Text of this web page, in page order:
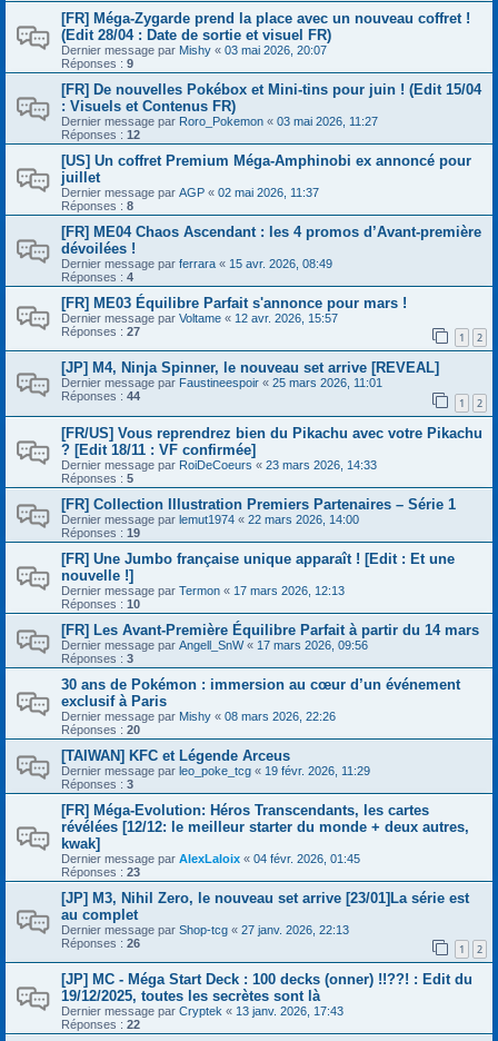
[FR] Méga-Zygarde prend la place avec un nouveau coffret !
(Edit 28/04 : Date de sortie et visuel FR)
Dernier message par Mishy « 03 mai 2026, 20:07
Réponses : 9
[FR] De nouvelles Pokébox et Mini-tins pour juin ! (Edit 15/04
: Visuels et Contenus FR)
Dernier message par Roro_Pokemon « 03 mai 2026, 11:27
Réponses : 12
[US] Un coffret Premium Méga-Amphinobi ex annoncé pour
juillet
Dernier message par AGP « 02 mai 2026, 11:37
Réponses : 8
[FR] ME04 Chaos Ascendant : les 4 promos d’Avant-première
dévoilées !
Dernier message par ferrara « 15 avr. 2026, 08:49
Réponses : 4
[FR] ME03 Équilibre Parfait s'annonce pour mars !
Dernier message par Voltame « 12 avr. 2026, 15:57
Réponses : 27 1 2
[JP] M4, Ninja Spinner, le nouveau set arrive [REVEAL]
Dernier message par Faustineespoir « 25 mars 2026, 11:01
Réponses : 44 1 2
[FR/US] Vous reprendrez bien du Pikachu avec votre Pikachu
? [Edit 18/11 : VF confirmée]
Dernier message par RoiDeCoeurs « 23 mars 2026, 14:33
Réponses : 5
[FR] Collection Illustration Premiers Partenaires – Série 1
Dernier message par lemut1974 « 22 mars 2026, 14:00
Réponses : 19
[FR] Une Jumbo française unique apparaît ! [Edit : Et une
nouvelle !]
Dernier message par Termon « 17 mars 2026, 12:13
Réponses : 10
[FR] Les Avant-Première Équilibre Parfait à partir du 14 mars
Dernier message par Angell_SnW« 17 mars 2026, 09:56
Réponses : 3
30 ans de Pokémon : immersion au cœur d’un événement
exclusif à Paris
Dernier message par Mishy « 08 mars 2026, 22:26
Réponses : 20
[TAIWAN] KFC et Légende Arceus
Dernier message par leo_poke_tcg « 19 févr. 2026, 11:29
Réponses : 3
[FR] Méga-Evolution: Héros Transcendants, les cartes
révélées [12/12: le meilleur starter du monde + deux autres,
kwak]
Dernier message par AlexLaloix « 04 févr. 2026, 01:45
Réponses : 23
[JP] M3, Nihil Zero, le nouveau set arrive [23/01]La série est
au complet
Dernier message par Shop-tcg « 27 janv. 2026, 22:13
Réponses : 26 1 2
[JP] MC - Méga Start Deck : 100 decks (onner) !!??! : Edit du
19/12/2025, toutes les secrètes sont là
Dernier message par Cryptek « 13 janv. 2026, 17:43
Réponses : 22